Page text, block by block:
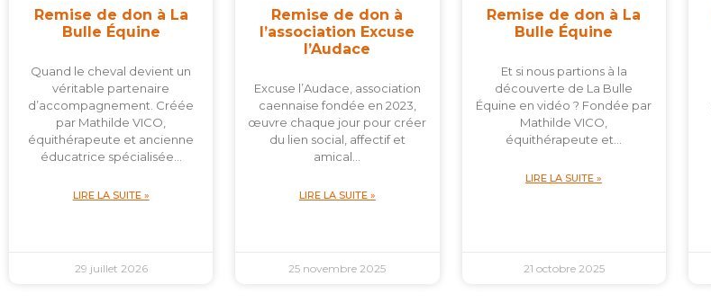
Remise de don à La
Bulle Équine
Quand le cheval devient un
véritable partenaire
d’accompagnement. Créée
par Mathilde VICO,
équithérapeute et ancienne
éducatrice spécialisée…
LIRE LA SUITE »
29 juillet 2026
Remise de don à
l’association Excuse
l’Audace
Excuse l’Audace, association
caennaise fondée en 2023,
œuvre chaque jour pour créer
du lien social, affectif et
amical…
LIRE LA SUITE »
25 novembre 2025
Remise de don à La
Bulle Équine
Et si nous partions à la
découverte de La Bulle
Équine en vidéo ? Fondée par
Mathilde VICO,
équithérapeute et…
LIRE LA SUITE »
21 octobre 2025